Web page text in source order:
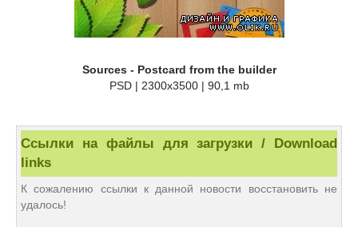
Sources - Postcard from the builder
PSD | 2300x3500 | 90,1 mb
Ссылки на файлы для загрузки / Download
links
К сожалению ссылки к данной новости восстановить не
удалось!